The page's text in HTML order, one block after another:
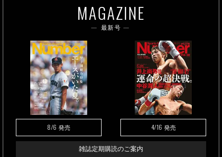
MAGAZINE
最新号
8/6 発売 4/16 発売
雑誌定期購読のご案内